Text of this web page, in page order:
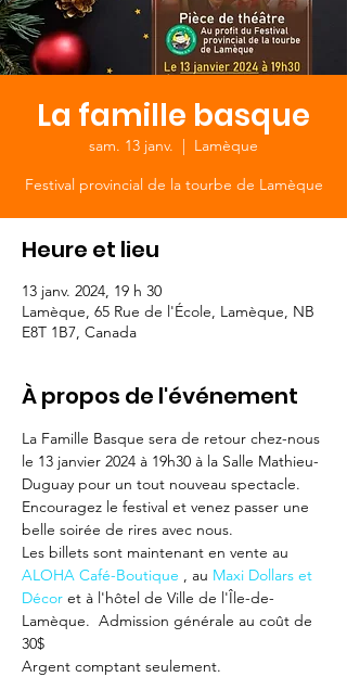
La famille basque
sam. 13 janv.
  |
Lamèque
Festival provincial de la tourbe de Lamèque
Heure et lieu
13 janv. 2024, 19 h 30
Lamèque, 65 Rue de l'École, Lamèque, NB
E8T 1B7, Canada
À propos de l'événement
La Famille Basque sera de retour chez-nous
le 13 janvier 2024 à 19h30 à la Salle Mathieu-
Duguay pour un tout nouveau spectacle.
Encouragez le festival et venez passer une
belle soirée de rires avec nous.
Les billets sont maintenant en vente au
ALOHA Café-Boutique , au Maxi Dollars et
Décor et à l'hôtel de Ville de l'Île-de-
Lamèque.  Admission générale au coût de
30$
Argent comptant seulement.